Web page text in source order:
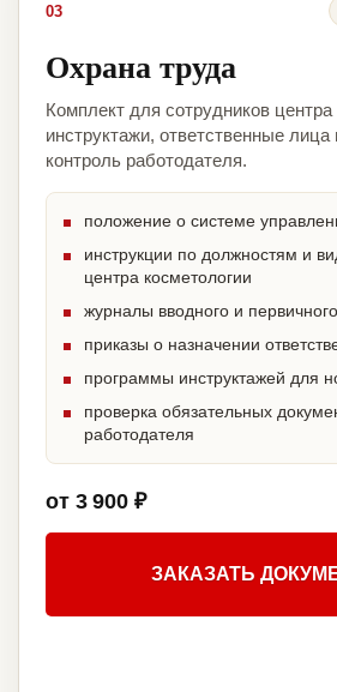
03
Охрана труда
Комплект для сотрудников центра
инструктажи, ответственные лица
контроль работодателя.
положение о системе
инструкции по должностям и
центра косметологии
журналы вводного и
приказы о назначении
программы инструктажей для
проверка обязательных
работодателя
от 3 900 ₽
ЗАКАЗАТЬ